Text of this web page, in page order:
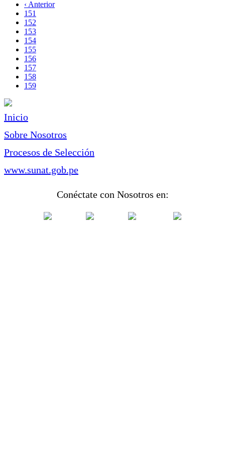
Paginación
página
Página
anterior
‹ Anterior
Page
151
Page
152
Page
153
Page
154
Page
155
Page
156
Page
157
Page
158
Página
159
Inicio
Sobre Nosotros
Procesos de Selección
www.sunat.gob.pe
Conéctate con Nosotros en: